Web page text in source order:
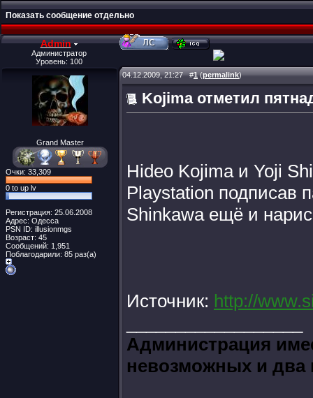
Показать сообщение отдельно
Admin
Администратор
Уровень: 100
Grand Master
Очки: 33,309
0 to up lv
Регистрация: 25.06.2008
Адрес: Одесса
PSN ID: illusionmgs
Возраст: 45
Сообщений: 1,951
Поблагодарили: 85 раз(а)
04.12.2009, 21:27#1(permalink)
Kojima отметил
Hideo Kojima и Yoji
Playstation подписав
Shinkawa ещё и
Источник: http://
Администрация
невозможных и два